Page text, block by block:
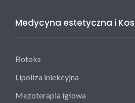
Medycyna estetyczna i
Botoks
Lipoliza iniekcyjna
Mezoterapia igłowa